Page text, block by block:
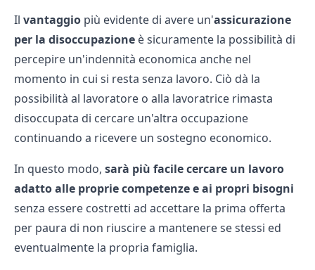
Il vantaggio più evidente di avere un'assicurazione
per la disoccupazione è sicuramente la possibilità di
percepire un'indennità economica anche nel
momento in cui si resta senza lavoro. Ciò dà la
possibilità al lavoratore o alla lavoratrice rimasta
disoccupata di cercare un'altra occupazione
continuando a ricevere un sostegno economico.
In questo modo, sarà più facile cercare un lavoro
adatto alle proprie competenze e ai propri bisogni
senza essere costretti ad accettare la prima offerta
per paura di non riuscire a mantenere se stessi ed
eventualmente la propria famiglia.